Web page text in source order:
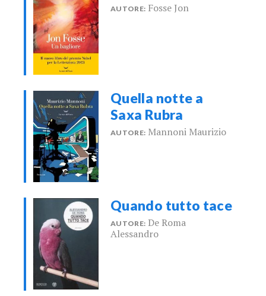
AUTORE: Fosse Jon
Quella notte a
Saxa Rubra
AUTORE: Mannoni Maurizio
Quando tutto tace
AUTORE: De Roma
Alessandro